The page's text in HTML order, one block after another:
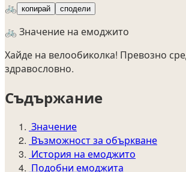
🚲 копирай сподели
🚲 Значение на емоджито
Хайде на велообиколка! Превозно
здравословно.
Съдържание
Значение
Възможност за объркване
История на емоджито
Подобни емоджита